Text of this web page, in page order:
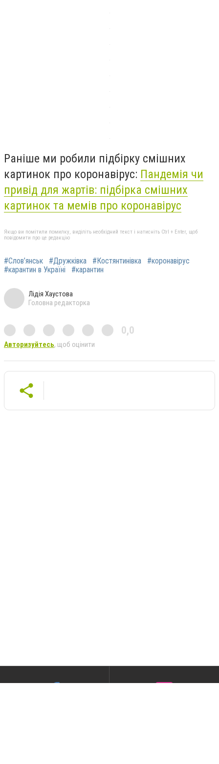
Раніше ми робили підбірку смішних
картинок про коронавірус: Пандемія чи
привід для жартів: підбірка смішних
картинок та мемів про коронавірус
Якщо ви помітили помилку, виділіть необхідний текст і натисніть Ctrl + Enter, щоб
повідомити про це редакцію
#Слов’янськ #Дружківка #Костянтинівка
#коронавірус
#карантин в Україні
#карантин
Лідія Хаустова
Головна редакторка
0,0
Авторизуйтесь, щоб оцінити